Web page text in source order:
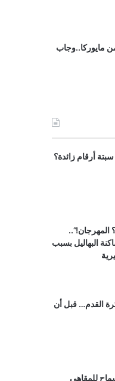
مايوركا..وجاب
أرقام زائدة؟
المهرجان!”..
البهاليل بسبب
القدم… قبل أن
للمقاهي